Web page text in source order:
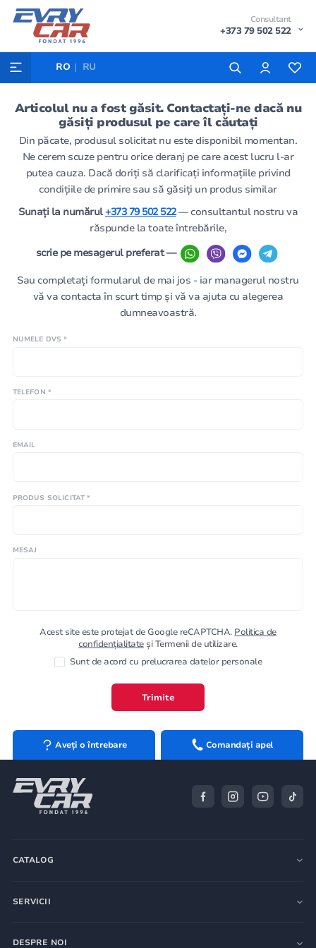
Consultant
+373 79 502 522
RO RU
Articolul nu a fost găsit. Contactați-ne dacă nu
găsiți produsul pe care îl căutați
Din păcate, produsul solicitat nu este disponibil momentan.
Ne cerem scuze pentru orice deranj pe care acest lucru l-ar
putea cauza. Dacă doriți să clarificați informațiile privind
condițiile de primire sau să găsiți un produs similar
Sunați la numărul+373 79 502 522— consultantul nostru va
răspunde la toate întrebările,
scrie pe mesagerul preferat —
Sau completați formularul de mai jos - iar managerul nostru
vă va contacta în scurt timp și vă va ajuta cu alegerea
dumneavoastră.
NUMELE DVS *
TELEFON *
EMAIL
PRODUS SOLICITAT *
MESAJ
Acest site este protejat de Google reCAPTCHA. Politica de
confidențialitateși Termenii de utilizare.
Sunt de acord cu prelucrarea datelor personale
Trimite
Aveți o întrebare Comandați apel
CATALOG
SERVICII
DESPRE NOI